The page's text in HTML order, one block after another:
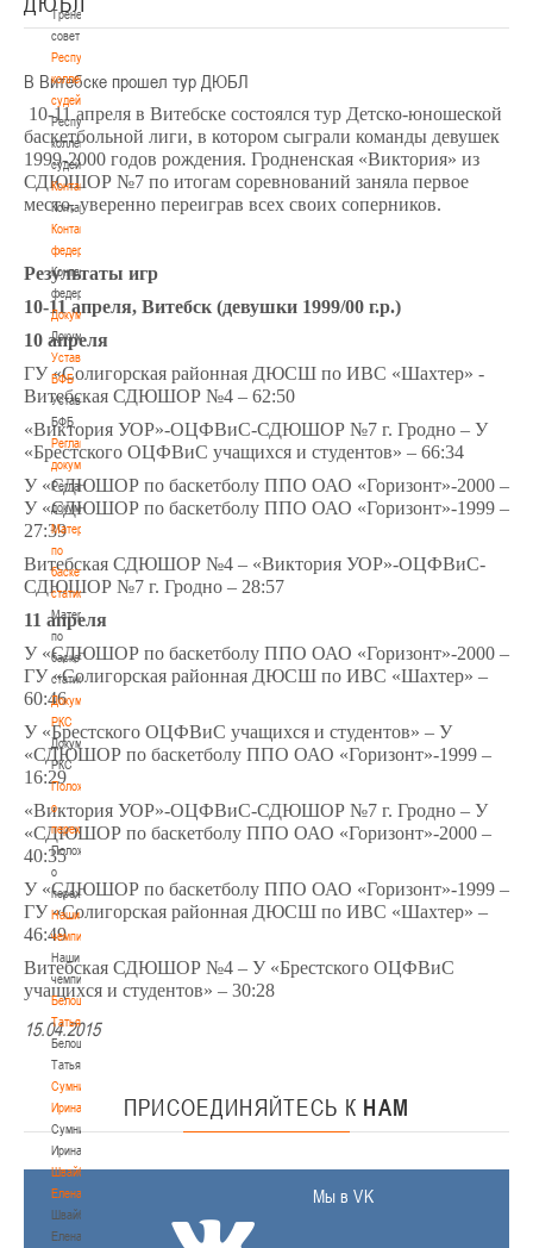
Тренерский
совет
Республиканская
коллегия
судей
Республиканская
коллегия
судей
Контакты
Контакты
Контакты
федерации
Контакты
федерации
Документы
Документы
Устав
БФБ
Устав
БФБ
Регламентирующие
документы
Регламентирующие
документы
Материалы
по
баскетбольной
статистике
Материалы
по
баскетбольной
статистике
Документы
РКС
Документы
РКС
Положение
о
переходах
Положение
о
переходах
Наши
чемпионы
Наши
чемпионы
Белошапко
Татьяна
Белошапко
Татьяна
Сумникова
Ирина
Сумникова
Ирина
Швайбович
Елена
Швайбович
Елена
В Витебске прошел тур ДЮБЛ
10-11 апреля в Витебске состоялся тур Детско-юношеской
баскетбольной лиги, в котором сыграли команды девушек
1999-2000 годов рождения. Гродненская «Виктория» из
СДЮШОР №7 по итогам соревнований заняла первое
место, уверенно переиграв всех своих соперников.
Результаты игр
10-11 апреля, Витебск (девушки 1999/00 г.р.)
10 апреля
ГУ «Солигорская районная ДЮСШ по ИВС «Шахтер» -
Витебская СДЮШОР №4 – 62:50
«Виктория УОР»-ОЦФВиС-СДЮШОР №7 г. Гродно – У
«Брестского ОЦФВиС учащихся и студентов» – 66:34
У «СДЮШОР по баскетболу ППО ОАО «Горизонт»-2000 –
У «СДЮШОР по баскетболу ППО ОАО «Горизонт»-1999 –
27:39
Витебская СДЮШОР №4 – «Виктория УОР»-ОЦФВиС-
СДЮШОР №7 г. Гродно – 28:57
11 апреля
У «СДЮШОР по баскетболу ППО ОАО «Горизонт»-2000 –
ГУ «Солигорская районная ДЮСШ по ИВС «Шахтер» –
60:46
У «Брестского ОЦФВиС учащихся и студентов» – У
«СДЮШОР по баскетболу ППО ОАО «Горизонт»-1999 –
16:29
«Виктория УОР»-ОЦФВиС-СДЮШОР №7 г. Гродно – У
«СДЮШОР по баскетболу ППО ОАО «Горизонт»-2000 –
40:35
У «СДЮШОР по баскетболу ППО ОАО «Горизонт»-1999 –
ГУ «Солигорская районная ДЮСШ по ИВС «Шахтер» –
46:49
Витебская СДЮШОР №4 – У «Брестского ОЦФВиС
учащихся и студентов» – 30:28
15.04.2015
ПРИСОЕДИНЯЙТЕСЬ К НАМ
Мы в VK